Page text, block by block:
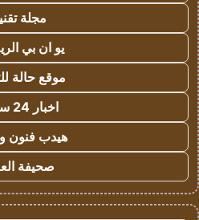
مجلة
يو ان بي
موقع حالة
اخبار 24 ساعة
هيدب فنون
صحيفة